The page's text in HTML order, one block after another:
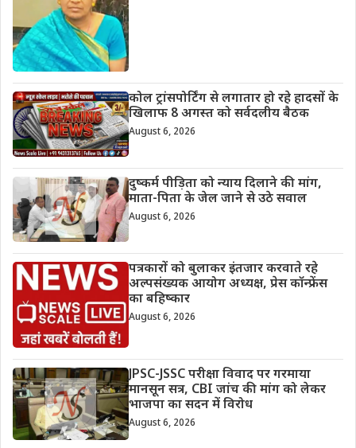
कोल ट्रांसपोर्टिंग से लगातार हो रहे हादसों के
खिलाफ 8 अगस्त को सर्वदलीय बैठक
August 6, 2026
दुष्कर्म पीड़िता को न्याय दिलाने की मांग,
माता-पिता के जेल जाने से उठे सवाल
August 6, 2026
पत्रकारों को बुलाकर इंतजार करवाते रहे
अल्पसंख्यक आयोग अध्यक्ष, प्रेस कॉन्फ्रेंस
का बहिष्कार
August 6, 2026
JPSC-JSSC परीक्षा विवाद पर गरमाया
मानसून सत्र, CBI जांच की मांग को लेकर
भाजपा का सदन में विरोध
August 6, 2026